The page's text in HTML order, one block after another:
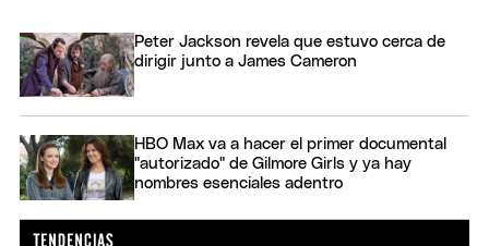
Peter Jackson revela que estuvo cerca de
dirigir junto a James Cameron
HBO Max va a hacer el primer documental
"autorizado" de Gilmore Girls y ya hay
nombres esenciales adentro